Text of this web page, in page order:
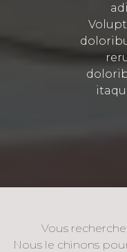
Vous
Nous le chinons